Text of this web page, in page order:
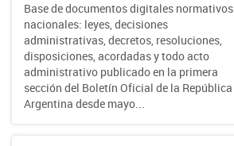
Base de documentos digitales normativos
nacionales: leyes, decisiones
administrativas, decretos, resoluciones,
disposiciones, acordadas y todo acto
administrativo publicado en la primera
sección del Boletín Oficial de la República
Argentina desde mayo...